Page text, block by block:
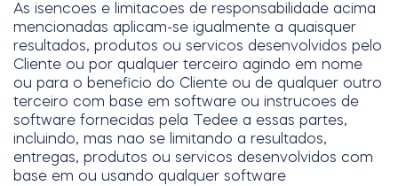
As isencoes e limitacoes de responsabilidade acima
mencionadas aplicam-se igualmente a quaisquer
resultados, produtos ou servicos desenvolvidos pelo
Cliente ou por qualquer terceiro agindo em nome
ou para o beneficio do Cliente ou de qualquer outro
terceiro com base em software ou instrucoes de
software fornecidas pela Tedee a essas partes,
incluindo, mas nao se limitando a resultados,
entregas, produtos ou servicos desenvolvidos com
base em ou usando qualquer software